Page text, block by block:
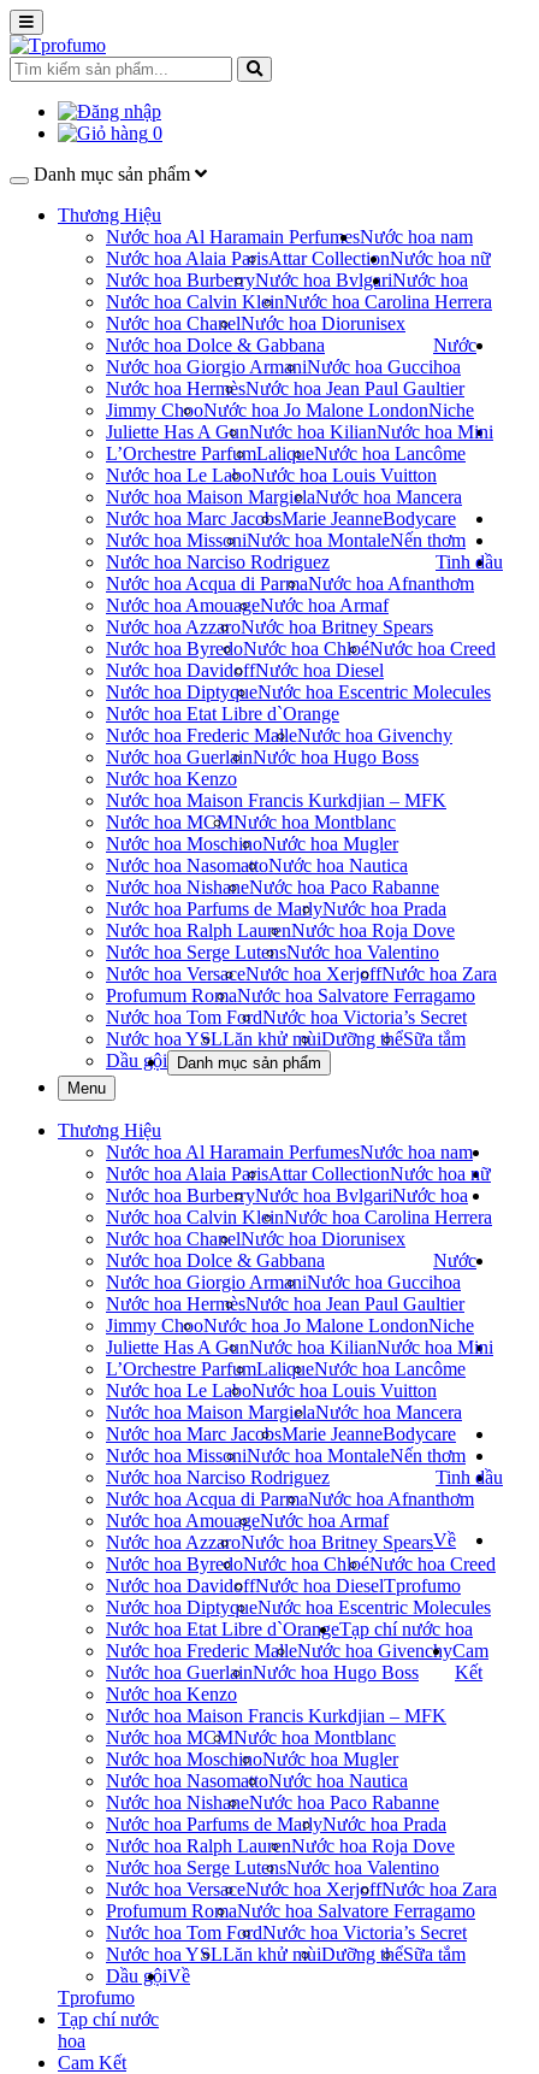
0
Danh mục sản phẩm
Thương Hiệu
Nước hoa Al Haramain Perfumes
Nước hoa Alaia ParisAttar Collection
Nước hoa BurberryNước hoa Bvlgari
Nước hoa Calvin KleinNước hoa Carolina Herrera
Nước hoa ChanelNước hoa Dior
Nước hoa Dolce & Gabbana
Nước hoa Giorgio ArmaniNước hoa Gucci
Nước hoa HermèsNước hoa Jean Paul Gaultier
Jimmy ChooNước hoa Jo Malone London
Juliette Has A GunNước hoa Kilian
L’Orchestre ParfumLaliqueNước hoa Lancôme
Nước hoa Le LaboNước hoa Louis Vuitton
Nước hoa Maison MargielaNước hoa Mancera
Nước hoa Marc JacobsMarie Jeanne
Nước hoa MissoniNước hoa Montale
Nước hoa Narciso Rodriguez
Nước hoa Acqua di ParmaNước hoa Afnan
Nước hoa AmouageNước hoa Armaf
Nước hoa AzzaroNước hoa Britney Spears
Nước hoa ByredoNước hoa ChloéNước hoa Creed
Nước hoa DavidoffNước hoa Diesel
Nước hoa DiptyqueNước hoa Escentric Molecules
Nước hoa Etat Libre d`Orange
Nước hoa Frederic MalleNước hoa Givenchy
Nước hoa GuerlainNước hoa Hugo Boss
Nước hoa Kenzo
Nước hoa Maison Francis Kurkdjian – MFK
Nước hoa MCMNước hoa Montblanc
Nước hoa MoschinoNước hoa Mugler
Nước hoa NasomattoNước hoa Nautica
Nước hoa NishaneNước hoa Paco Rabanne
Nước hoa Parfums de MarlyNước hoa Prada
Nước hoa Ralph LaurenNước hoa Roja Dove
Nước hoa Serge LutensNước hoa Valentino
Nước hoa VersaceNước hoa XerjoffNước hoa Zara
Profumum RomaNước hoa Salvatore Ferragamo
Nước hoa Tom FordNước hoa Victoria’s Secret
Nước hoa YSL
Nước hoa nam
Nước hoa nữ
Nước hoa
unisex
Nước
hoa
Niche
Nước hoa Mini
Bodycare
Lăn khử mùiDưỡng thểSữa tắm
Dầu gội
Nến thơm
Tinh dầu
thơm
Danh mục sản phẩm
Menu
Thương Hiệu
Nước hoa Al Haramain Perfumes
Nước hoa Alaia ParisAttar Collection
Nước hoa BurberryNước hoa Bvlgari
Nước hoa Calvin KleinNước hoa Carolina Herrera
Nước hoa ChanelNước hoa Dior
Nước hoa Dolce & Gabbana
Nước hoa Giorgio ArmaniNước hoa Gucci
Nước hoa HermèsNước hoa Jean Paul Gaultier
Jimmy ChooNước hoa Jo Malone London
Juliette Has A GunNước hoa Kilian
L’Orchestre ParfumLaliqueNước hoa Lancôme
Nước hoa Le LaboNước hoa Louis Vuitton
Nước hoa Maison MargielaNước hoa Mancera
Nước hoa Marc JacobsMarie Jeanne
Nước hoa MissoniNước hoa Montale
Nước hoa Narciso Rodriguez
Nước hoa Acqua di ParmaNước hoa Afnan
Nước hoa AmouageNước hoa Armaf
Nước hoa AzzaroNước hoa Britney Spears
Nước hoa ByredoNước hoa ChloéNước hoa Creed
Nước hoa DavidoffNước hoa Diesel
Nước hoa DiptyqueNước hoa Escentric Molecules
Nước hoa Etat Libre d`Orange
Nước hoa Frederic MalleNước hoa Givenchy
Nước hoa GuerlainNước hoa Hugo Boss
Nước hoa Kenzo
Nước hoa Maison Francis Kurkdjian – MFK
Nước hoa MCMNước hoa Montblanc
Nước hoa MoschinoNước hoa Mugler
Nước hoa NasomattoNước hoa Nautica
Nước hoa NishaneNước hoa Paco Rabanne
Nước hoa Parfums de MarlyNước hoa Prada
Nước hoa Ralph LaurenNước hoa Roja Dove
Nước hoa Serge LutensNước hoa Valentino
Nước hoa VersaceNước hoa XerjoffNước hoa Zara
Profumum RomaNước hoa Salvatore Ferragamo
Nước hoa Tom FordNước hoa Victoria’s Secret
Nước hoa YSL
Nước hoa nam
Nước hoa nữ
Nước hoa
unisex
Nước
hoa
Niche
Nước hoa Mini
Bodycare
Lăn khử mùiDưỡng thểSữa tắm
Dầu gội
Nến thơm
Tinh dầu
thơm
Về
Tprofumo
Tạp chí nước hoa
Cam
Kết
Về
Tprofumo
Tạp chí nước
hoa
Cam Kết